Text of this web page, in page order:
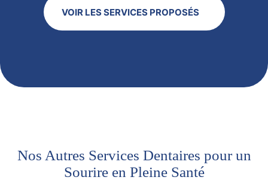
VOIR LES SERVICES PROPOSÉS
Nos Autres Services Dentaires pour un
Sourire en Pleine Santé